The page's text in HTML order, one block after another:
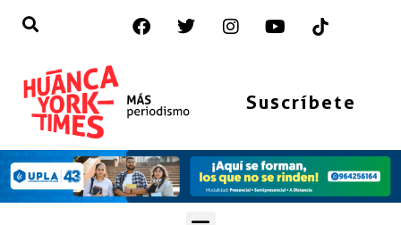
Suscríbete